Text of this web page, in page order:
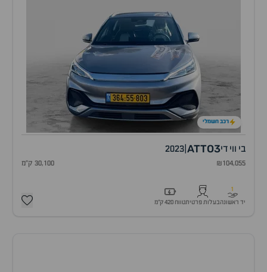
רכב חשמלי
בי ווי דיATTO3
2023
₪104,055 30,100 ק"מ
1
יד ראשונהבעלות פרטיתטווח 420 ק״מ